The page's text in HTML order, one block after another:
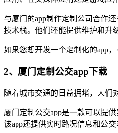
与厦门的app制作定制公司合作
技术栈。他们还能提供维护和升
如果您想开发一个定制化的app
2、厦门定制公交app下载
随着城市交通的日益拥堵，人们
厦门定制公交app是一款可以提
该app还提供实时路况信息和公